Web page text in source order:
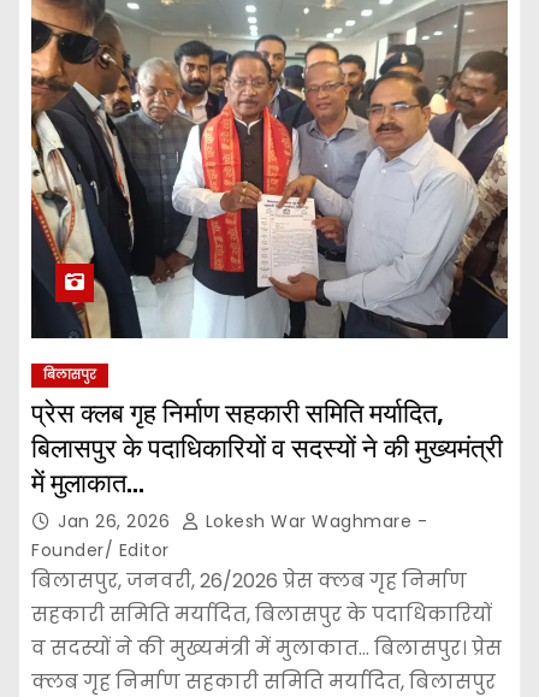
बिलासपुर
प्रेस क्लब गृह निर्माण सहकारी समिति मर्यादित,
बिलासपुर के पदाधिकारियों व सदस्यों ने की मुख्यमंत्री
में मुलाकात…
Jan 26, 2026
Lokesh War Waghmare -
Founder/ Editor
बिलासपुर, जनवरी, 26/2026 प्रेस क्लब गृह निर्माण
सहकारी समिति मर्यादित, बिलासपुर के पदाधिकारियों
व सदस्यों ने की मुख्यमंत्री में मुलाकात… बिलासपुर। प्रेस
क्लब गृह निर्माण सहकारी समिति मर्यादित, बिलासपुर